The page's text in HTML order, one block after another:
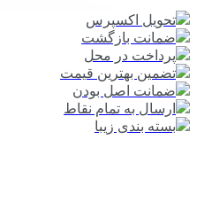
تحویل اکسپرس
ضمانت بازگشت
پرداخت در محل
تضمین بهترین قیمت
ضمانت اصل بودن
ارسال به تمام نقاط
بسته بندی زیبا